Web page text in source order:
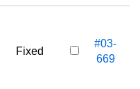
Fixed
#03-
669